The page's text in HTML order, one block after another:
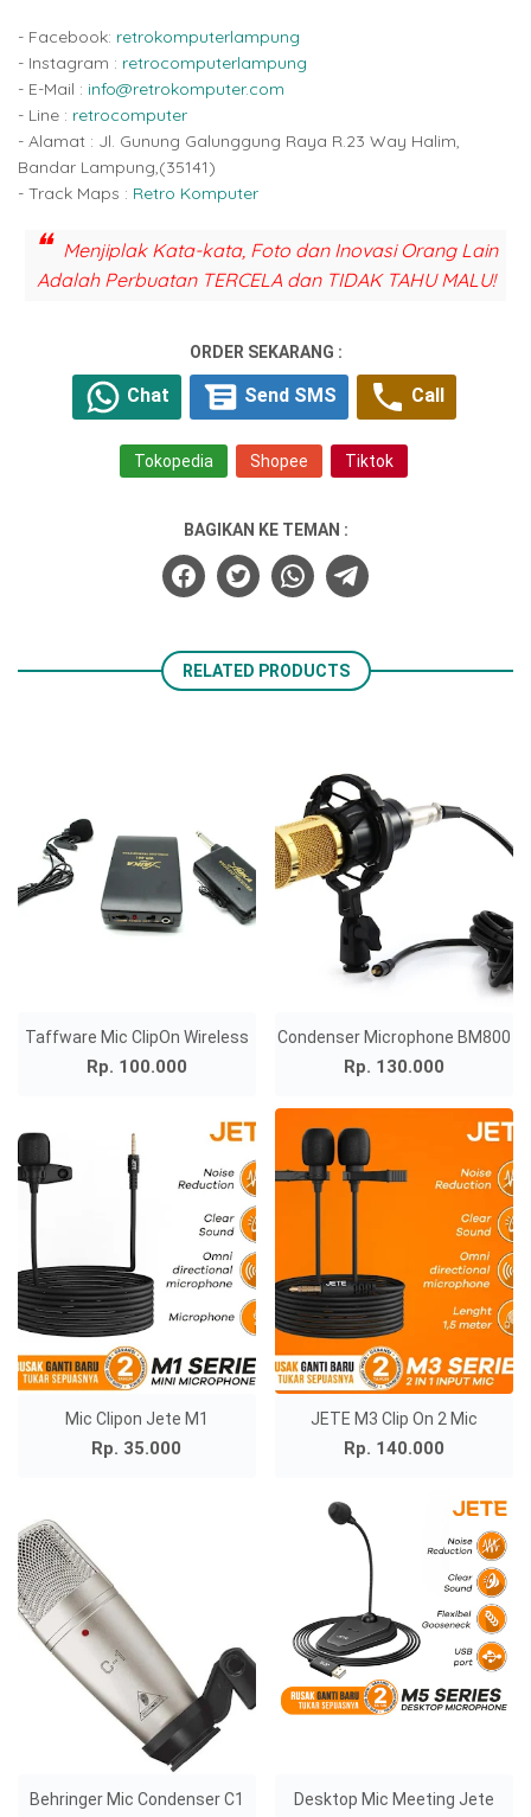
- Facebook: retrokomputerlampung
- Instagram : retrocomputerlampung
- E-Mail : info@retrokomputer.com
- Line : retrocomputer
- Alamat : Jl. Gunung Galunggung Raya R.23 Way Halim,
Bandar Lampung,(35141)
- Track Maps : Retro Komputer
Menjiplak Kata-kata, Foto dan Inovasi Orang Lain
Adalah Perbuatan TERCELA dan TIDAK TAHU MALU!
ORDER SEKARANG :
Chat Send SMS Call
Tokopedia Shopee Tiktok
BAGIKAN KE TEMAN :
RELATED PRODUCTS
Taffware Mic ClipOn Wireless
Rp. 100.000
Condenser Microphone BM800
Rp. 130.000
Mic Clipon Jete M1
Rp. 35.000
JETE M3 Clip On 2 Mic
Rp. 140.000
Behringer Mic Condenser C1 Desktop Mic Meeting Jete